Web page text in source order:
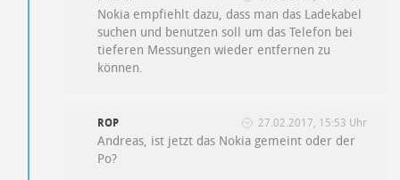
Nokia empfiehlt dazu, dass man das Ladekabel
suchen und benutzen soll um das Telefon bei
tieferen Messungen wieder entfernen zu
können.
ROP 27.02.2017, 15:53 Uhr
Andreas, ist jetzt das Nokia gemeint oder der
Po?